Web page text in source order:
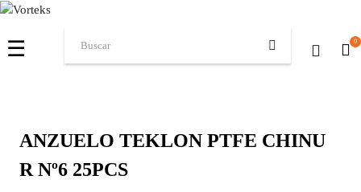
Navegación
☰ 0
ANZUELO TEKLON PTFE CHINU
R Nº6 25PCS